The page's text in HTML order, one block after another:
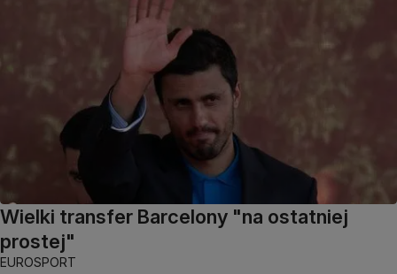
Wielki transfer Barcelony "na ostatniej
prostej"
EUROSPORT